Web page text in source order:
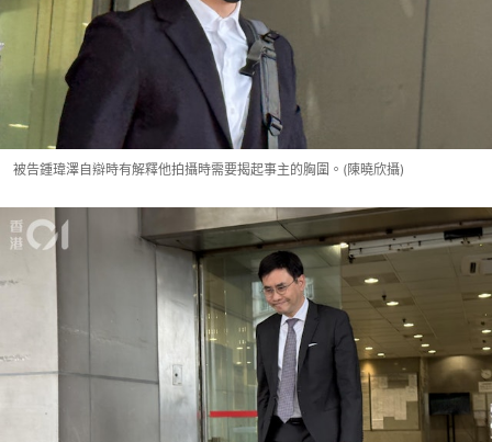
被告鍾瑋澤自辯時有解釋他拍攝時需要揭起事主的胸圍。(陳曉欣攝)